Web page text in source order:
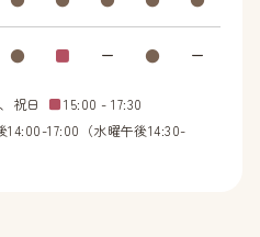
● ■ ー ● ー
祝日 ■15:00 - 17:30
14:00-17:00（水曜午後14:30-